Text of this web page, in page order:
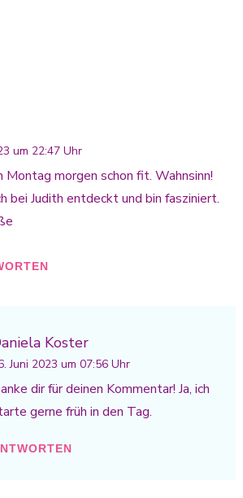
um 22:47 Uhr
Montag morgen schon fit. Wahnsinn!
bei Judith entdeckt und bin fasziniert.
Koster
Juni 2023 um 07:56 Uhr
dir für deinen Kommentar! Ja, ich
gerne früh in den Tag.